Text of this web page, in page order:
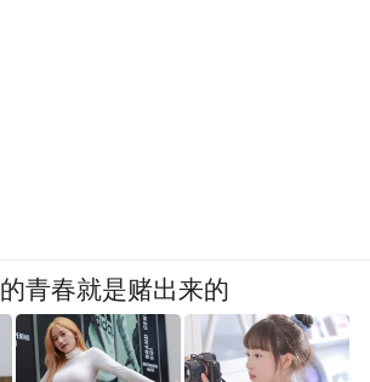
青春就是赌出来的